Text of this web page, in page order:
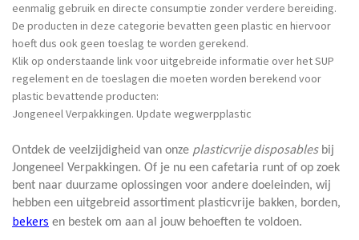
eenmalig gebruik en directe consumptie zonder verdere bereiding.
De producten in deze categorie bevatten geen plastic en hiervoor
hoeft dus ook geen toeslag te worden gerekend.
Klik op onderstaande link voor uitgebreide informatie over het SUP
regelement en de toeslagen die moeten worden berekend voor
plastic bevattende producten:
Jongeneel Verpakkingen. Update wegwerpplastic
Ontdek de veelzijdigheid van onze plasticvrije disposablesbij
Jongeneel Verpakkingen. Of je nu een cafetaria runt of op zoek
bent naar duurzame oplossingen voor andere doeleinden, wij
hebben een uitgebreid assortiment plasticvrije bakken, borden,
bekers en bestek om aan al jouw behoeften te voldoen.